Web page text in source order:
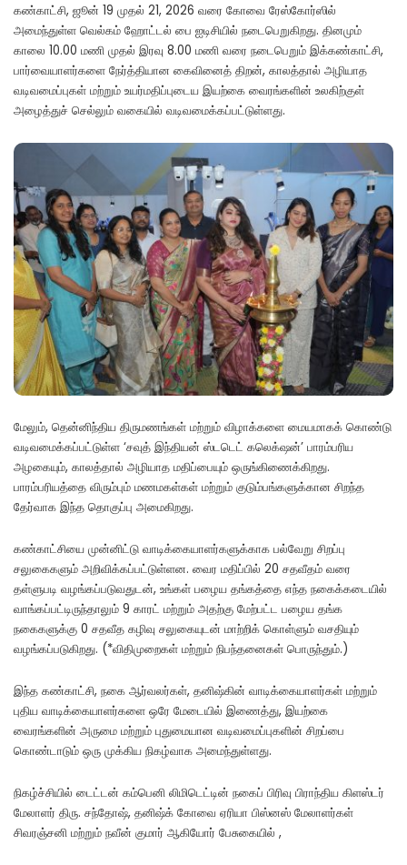
கண்காட்சி, ஜூன் 19 முதல் 21, 2026 வரை கோவை ரேஸ்கோர்ஸில்
அமைந்துள்ள வெல்கம் ஹோட்டல் பை ஐடிசியில் நடைபெறுகிறது. தினமும்
காலை 10.00 மணி முதல் இரவு 8.00 மணி வரை நடைபெறும் இக்கண்காட்சி,
பார்வையாளர்களை நேர்த்தியான கைவினைத் திறன், காலத்தால் அழியாத
வடிவமைப்புகள் மற்றும் உயர்மதிப்புடைய இயற்கை வைரங்களின் உலகிற்குள்
அழைத்துச் செல்லும் வகையில் வடிவமைக்கப்பட்டுள்ளது.
மேலும், தென்னிந்திய திருமணங்கள் மற்றும் விழாக்களை மையமாகக் கொண்டு
வடிவமைக்கப்பட்டுள்ள ‘சவுத் இந்தியன் ஸ்டடெட் கலெக்‌ஷன்’ பாரம்பரிய
அழகையும், காலத்தால் அழியாத மதிப்பையும் ஒருங்கிணைக்கிறது.
பாரம்பரியத்தை விரும்பும் மணமகள்கள் மற்றும் குடும்பங்களுக்கான சிறந்த
தேர்வாக இந்த தொகுப்பு அமைகிறது.
கண்காட்சியை முன்னிட்டு வாடிக்கையாளர்களுக்காக பல்வேறு சிறப்பு
சலுகைகளும் அறிவிக்கப்பட்டுள்ளன. வைர மதிப்பில் 20 சதவீதம் வரை
தள்ளுபடி வழங்கப்படுவதுடன், உங்கள் பழைய தங்கத்தை எந்த நகைக்கடையில்
வாங்கப்பட்டிருந்தாலும் 9 காரட் மற்றும் அதற்கு மேற்பட்ட பழைய தங்க
நகைகளுக்கு 0 சதவீத கழிவு சலுகையுடன் மாற்றிக் கொள்ளும் வசதியும்
வழங்கப்படுகிறது. (*விதிமுறைகள் மற்றும் நிபந்தனைகள் பொருந்தும்.)
இந்த கண்காட்சி, நகை ஆர்வலர்கள், தனிஷ்கின் வாடிக்கையாளர்கள் மற்றும்
புதிய வாடிக்கையாளர்களை ஒரே மேடையில் இணைத்து, இயற்கை
வைரங்களின் அருமை மற்றும் புதுமையான வடிவமைப்புகளின் சிறப்பை
கொண்டாடும் ஒரு முக்கிய நிகழ்வாக அமைந்துள்ளது.
நிகழ்ச்சியில் டைட்டன் கம்பெனி லிமிடெட்டின் நகைப் பிரிவு பிராந்திய கிளஸ்டர்
மேலாளர் திரு. சந்தோஷ், தனிஷ்க் கோவை ஏரியா பிஸ்னஸ் மேலாளர்கள்
சிவரஞ்சனி மற்றும் நவீன் குமார் ஆகியோர் பேசுகையில் ,